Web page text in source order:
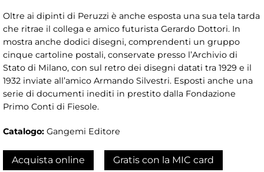
Oltre ai dipinti di Peruzzi è anche esposta una sua tela tarda
che ritrae il collega e amico futurista Gerardo Dottori. In
mostra anche dodici disegni, comprendenti un gruppo
cinque cartoline postali, conservate presso l’Archivio di
Stato di Milano, con sul retro dei disegni datati tra 1929 e il
1932 inviate all’amico Armando Silvestri. Esposti anche una
serie di documenti inediti in prestito dalla Fondazione
Primo Conti di Fiesole.
Catalogo: Gangemi Editore
Acquista online Gratis con la MIC card